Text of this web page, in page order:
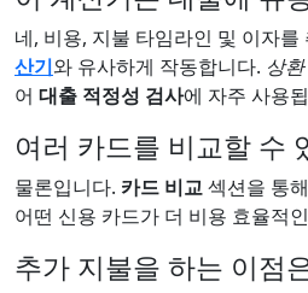
네, 비용, 지불 타임라인 및 이자를
산기와 유사하게 작동합니다. 상
어 대출 적정성 검사에 자주 사용
여러 카드를 비교할 수
물론입니다. 카드 비교섹션을 통
어떤 신용 카드가 더 비용 효율적
추가 지불을 하는 이점